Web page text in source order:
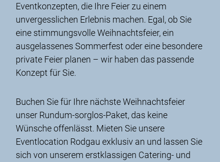
Eventkonzepten, die Ihre Feier zu einem
unvergesslichen Erlebnis machen. Egal, ob Sie
eine stimmungsvolle Weihnachtsfeier, ein
ausgelassenes Sommerfest oder eine besondere
private Feier planen – wir haben das passende
Konzept für Sie.
Buchen Sie für Ihre nächste Weihnachtsfeier
unser Rundum-sorglos-Paket, das keine
Wünsche offenlässt. Mieten Sie unsere
Eventlocation Rodgau exklusiv an und lassen Sie
sich von unserem erstklassigen Catering- und